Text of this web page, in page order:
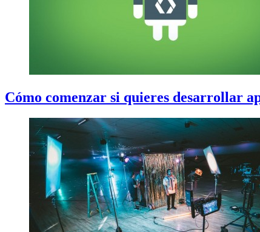
Cómo comenzar si quieres desarrollar